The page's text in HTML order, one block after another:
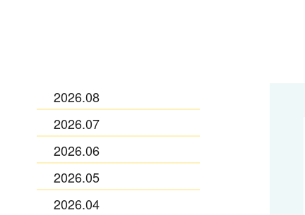
2026.08
2026.07
2026.06
2026.05
2026.04